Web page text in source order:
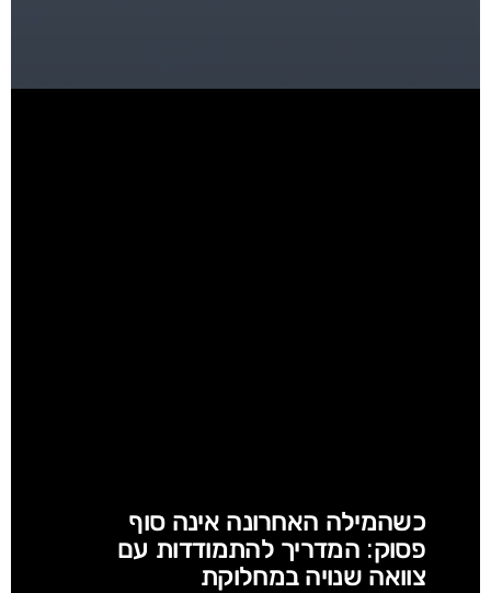
כשהמילה האחרונה אינה סוף
פסוק: המדריך להתמודדות עם
צוואה שנויה במחלוקת